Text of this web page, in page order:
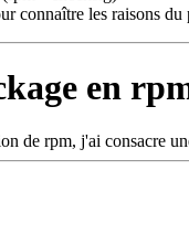
connaître les raisons du
en
de rpm, j'ai consacre